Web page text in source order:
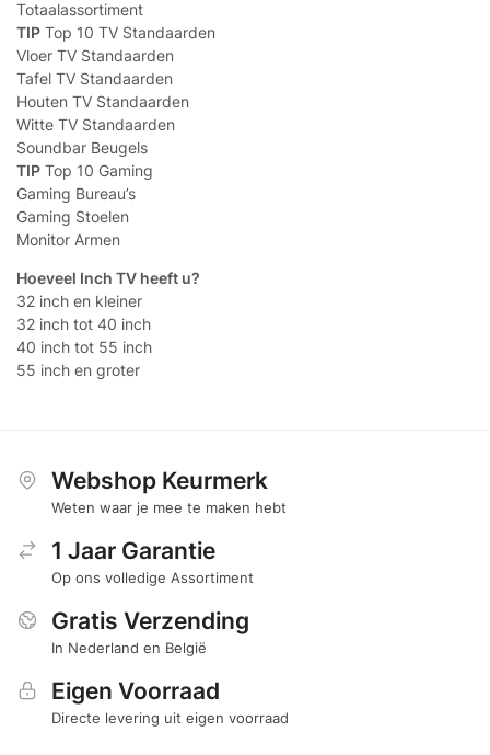
Totaalassortiment
TIP Top 10 TV Standaarden
Vloer TV Standaarden
Tafel TV Standaarden
Houten TV Standaarden
Witte TV Standaarden
Soundbar Beugels
TIP Top 10 Gaming
Gaming Bureau’s
Gaming Stoelen
Monitor Armen
Hoeveel Inch TV heeft u?
32 inch en kleiner
32 inch tot 40 inch
40 inch tot 55 inch
55 inch en groter
Webshop Keurmerk
Weten waar je mee te maken hebt
1 Jaar Garantie
Op ons volledige Assortiment
Gratis Verzending
In Nederland en België
Eigen Voorraad
Directe levering uit eigen voorraad